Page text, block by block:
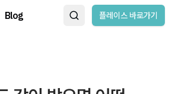
Blog 플레이스 바로가기